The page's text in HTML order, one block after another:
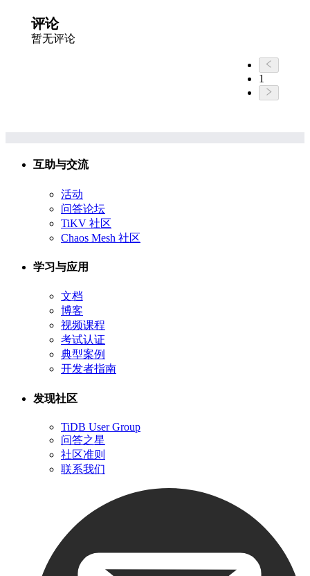
评论
暂无评论
1
互助与交流
活动
问答论坛
TiKV 社区
Chaos Mesh 社区
学习与应用
文档
博客
视频课程
考试认证
典型案例
开发者指南
发现社区
TiDB User Group
问答之星
社区准则
联系我们